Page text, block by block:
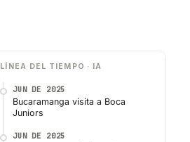
LÍNEA DEL TIEMPO · IA
JUN DE 2025
Bucaramanga visita a Boca
Juniors
JUN DE 2025